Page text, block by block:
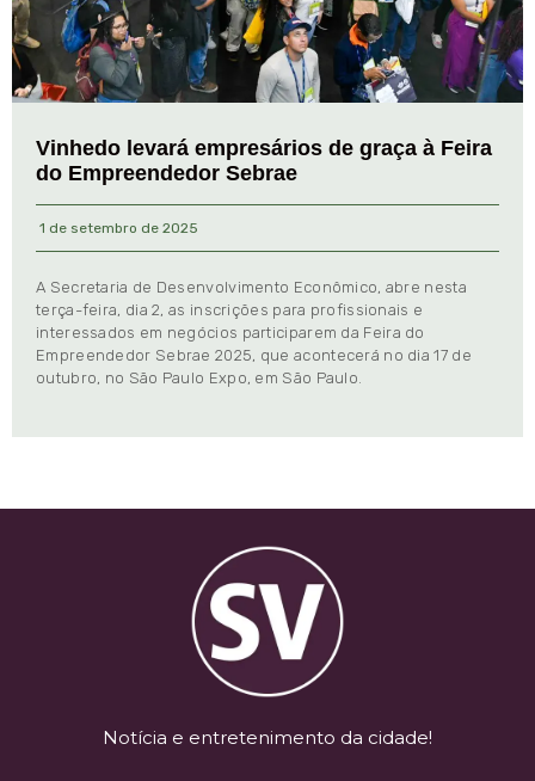
Vinhedo levará empresários de graça à Feira
do Empreendedor Sebrae
1 de setembro de 2025
A Secretaria de Desenvolvimento Econômico, abre nesta
terça-feira, dia 2, as inscrições para profissionais e
interessados em negócios participarem da Feira do
Empreendedor Sebrae 2025, que acontecerá no dia 17 de
outubro, no São Paulo Expo, em São Paulo.
Notícia e entretenimento da cidade!